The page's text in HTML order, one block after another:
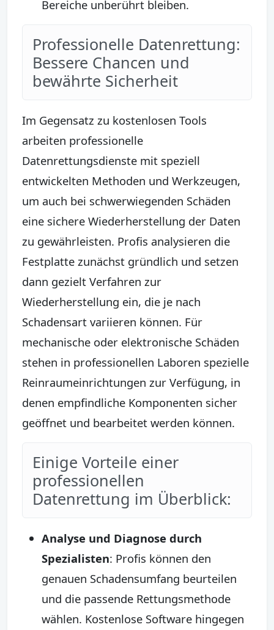
Bereiche unberührt bleiben.
Professionelle Datenrettung:
Bessere Chancen und
bewährte Sicherheit
Im Gegensatz zu kostenlosen Tools
arbeiten professionelle
Datenrettungsdienste mit speziell
entwickelten Methoden und Werkzeugen,
um auch bei schwerwiegenden Schäden
eine sichere Wiederherstellung der Daten
zu gewährleisten. Profis analysieren die
Festplatte zunächst gründlich und setzen
dann gezielt Verfahren zur
Wiederherstellung ein, die je nach
Schadensart variieren können. Für
mechanische oder elektronische Schäden
stehen in professionellen Laboren spezielle
Reinraumeinrichtungen zur Verfügung, in
denen empfindliche Komponenten sicher
geöffnet und bearbeitet werden können.
Einige Vorteile einer
professionellen
Datenrettung im Überblick:
Analyse und Diagnose durch
Spezialisten: Profis können den
genauen Schadensumfang beurteilen
und die passende Rettungsmethode
wählen. Kostenlose Software hingegen